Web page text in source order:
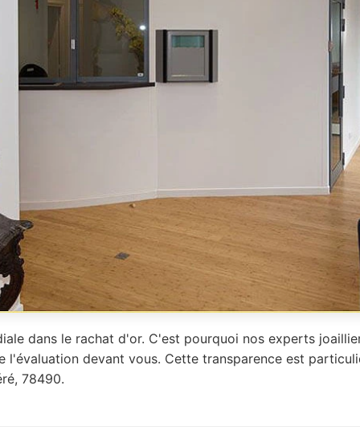
dans le rachat d'or. C'est pourquoi nos experts
l'évaluation devant vous. Cette transparence est
78490.